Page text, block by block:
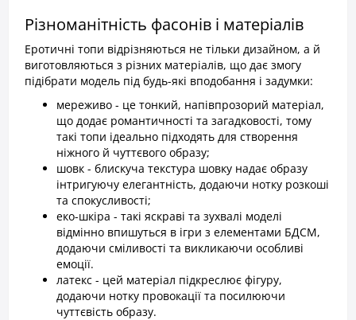
Різноманітність фасонів і матеріалів
Еротичні топи відрізняються не тільки дизайном, а й
виготовляються з різних матеріалів, що дає змогу
підібрати модель під будь-які вподобання і задумки:
мереживо - це тонкий, напівпрозорий матеріал,
що додає романтичності та загадковості, тому
такі топи ідеально підходять для створення
ніжного й чуттєвого образу;
шовк - блискуча текстура шовку надає образу
інтригуючу елегантність, додаючи нотку розкоші
та спокусливості;
еко-шкіра - такі яскраві та зухвалі моделі
відмінно впишуться в ігри з елементами БДСМ,
додаючи сміливості та викликаючи особливі
емоції.
латекс - цей матеріал підкреслює фігуру,
додаючи нотку провокації та посилюючи
чуттєвість образу.